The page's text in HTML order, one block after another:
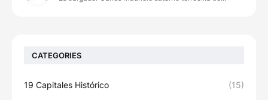
CATEGORIES
19 Capitales Histórico (15)